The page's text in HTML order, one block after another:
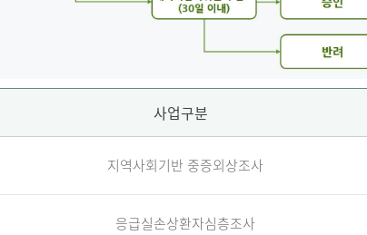
사업구분
지역사회기반 중증외상조사
응급실손상환자심층조사